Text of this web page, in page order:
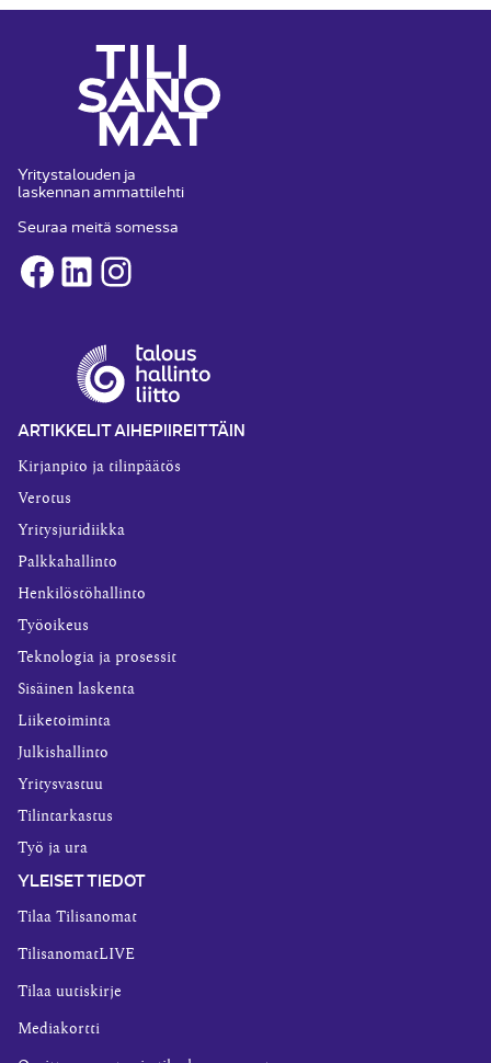
Yritystalouden ja
laskennan ammattilehti
Seuraa meitä somessa
Facebook
LinkedInInstagram
ARTIKKELIT AIHEPIIREITTÄIN
Kirjanpito ja tilinpäätös
Verotus
Yritysjuridiikka
Palkkahallinto
Henkilöstöhallinto
Työoikeus
Teknologia ja prosessit
Sisäinen laskenta
Liiketoiminta
Julkishallinto
Yritysvastuu
Tilintarkastus
Työ ja ura
YLEISET TIEDOT
Tilaa Tilisanomat
TilisanomatLIVE
Tilaa uutiskirje
Mediakortti